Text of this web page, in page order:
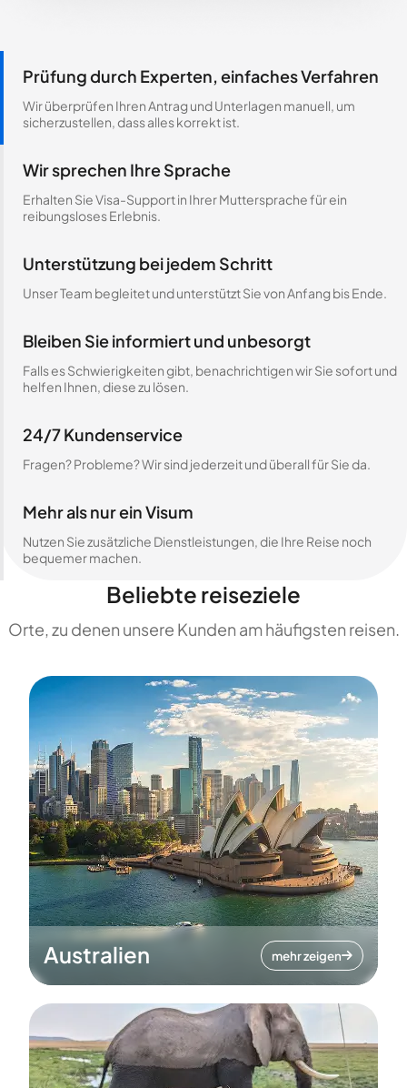
Prüfung durch Experten, einfaches Verfahren
Wir überprüfen Ihren Antrag und Unterlagen manuell, um
sicherzustellen, dass alles korrekt ist.
Wir sprechen Ihre Sprache
Erhalten Sie Visa-Support in Ihrer Muttersprache für ein
reibungsloses Erlebnis.
Unterstützung bei jedem Schritt
Unser Team begleitet und unterstützt Sie von Anfang bis Ende.
Bleiben Sie informiert und unbesorgt
Falls es Schwierigkeiten gibt, benachrichtigen wir Sie sofort und
helfen Ihnen, diese zu lösen.
24/7 Kundenservice
Fragen? Probleme? Wir sind jederzeit und überall für Sie da.
Mehr als nur ein Visum
Nutzen Sie zusätzliche Dienstleistungen, die Ihre Reise noch
bequemer machen.
Beliebte reiseziele
Orte, zu denen unsere Kunden am häufigsten reisen.
Australien mehr zeigen